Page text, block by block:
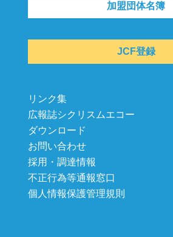
加盟団体名簿
JCF登録
リンク集
広報誌シクリスムエコー
ダウンロード
お問い合わせ
採用・調達情報
不正行為等通報窓口
個人情報保護管理規則